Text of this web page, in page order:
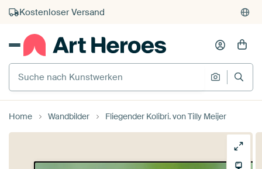
Kauf auf Rechnung
Individueller Druck auf Bestellung
Suche nach Kunstwerken
Suche
Home Wandbilder Fliegender Kolibri. von Tilly Meijer